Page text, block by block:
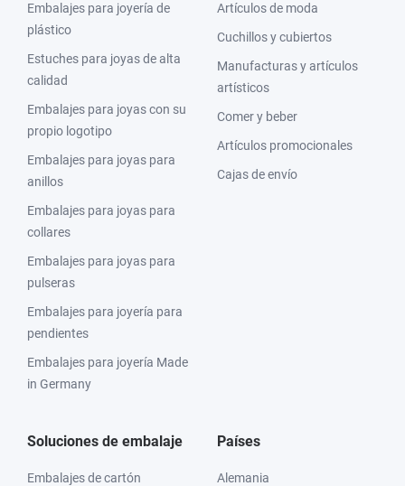
Embalajes para joyería de
plástico
Estuches para joyas de alta
calidad
Embalajes para joyas con su
propio logotipo
Embalajes para joyas para
anillos
Embalajes para joyas para
collares
Embalajes para joyas para
pulseras
Embalajes para joyería para
pendientes
Embalajes para joyería Made
in Germany
Artículos de moda
Cuchillos y cubiertos
Manufacturas y artículos
artísticos
Comer y beber
Artículos promocionales
Cajas de envío
Soluciones de embalaje
Embalajes de cartón
Países
Alemania